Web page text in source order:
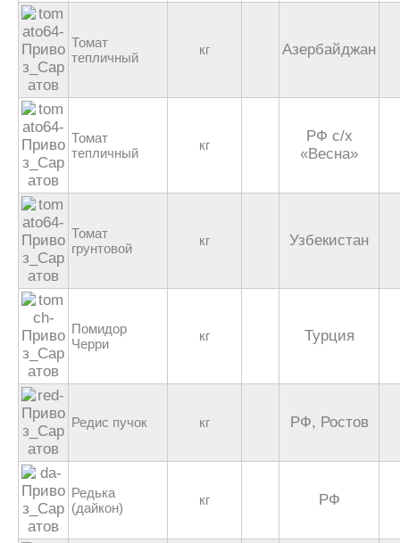
Томат
тепличный
кг Азербайджан
Томат
тепличный
кг
РФ с/х
«Весна»
Томат
грунтовой
кг Узбекистан
Помидор
Черри
кг Турция
Редис пучок кг РФ, Ростов
Редька
(дайкон)
кг РФ